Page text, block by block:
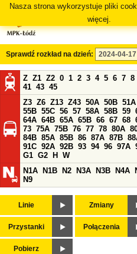
Nasza strona wykorzystuje pliki
więcej.
Sprawdź rozkład na dzień:
Z Z1 Z2 0 1 2 3 4 5 6 7 8
41 43 45
Z3 Z6 Z13 Z43 50A 50B 51A
55B 55C 56 57 58A 58B 59
64A 64B 65A 65B 66 67 68
73 75A 75B 76 77 78 80A
84B 85A 85B 86 87A 87B
91C 92A 92B 93 94 96 97A
G1 G2 H
W
N1A
N1B N2 N3A N3B N4A
N9
Linie Zmiany
Przystanki Połączenia
Pobierz